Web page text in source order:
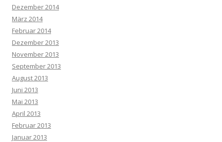
Dezember 2014
März 2014
Februar 2014
Dezember 2013
November 2013
September 2013
August 2013
Juni 2013
Mai 2013
April 2013
Februar 2013
Januar 2013